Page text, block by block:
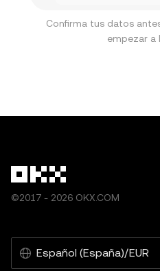
Confirma tus datos
empezar a
©2017 - 2026 OKX.COM
Español (España)/EUR